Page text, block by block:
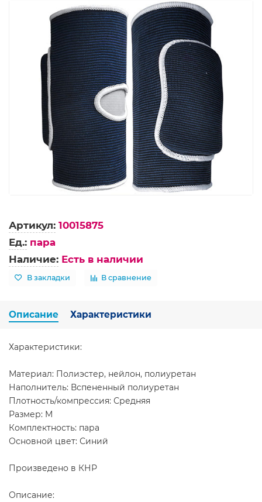
Артикул: 10015875
Ед.: пара
Наличие: Есть в наличии
В закладки В сравнение
Описание Характеристики
Характеристики:
Материал: Полиэстер, нейлон, полиуретан
Наполнитель: Вспененный полиуретан
Плотность/компрессия: Средняя
Размер: M
Комплектность: пара
Основной цвет: Синий
Произведено в КНР
Описание: